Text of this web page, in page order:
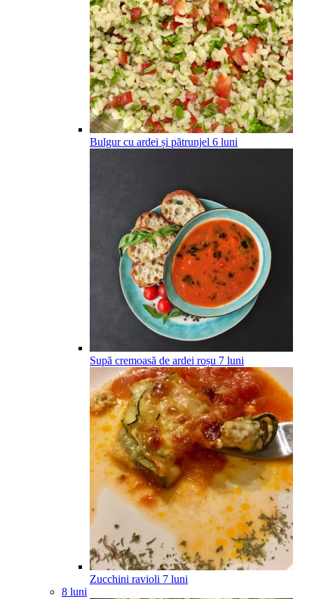
Bulgur cu ardei și pătrunjel 6 luni
Supă cremoasă de ardei roșu 7 luni
Zucchini ravioli 7 luni
8 luni